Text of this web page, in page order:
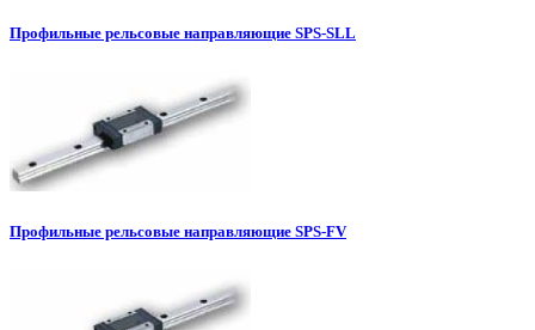
Профильные рельсовые направляющие SPS-SLL
Профильные рельсовые направляющие SPS-FV